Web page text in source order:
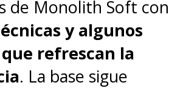
ya que
como juegos
. Por este
jugar con la
de Monolith Soft con
y algunos
refrescan la
. La base sigue